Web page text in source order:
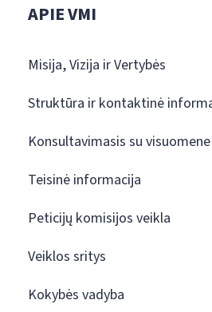
APIE VMI
Misija, Vizija ir Vertybės
Struktūra ir kontaktinė
Konsultavimasis su visuomene
Teisinė informacija
Peticijų komisijos veikla
Veiklos sritys
Kokybės vadyba